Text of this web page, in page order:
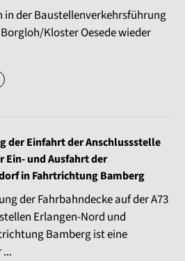
in der Baustellenverkehrsführung
Kloster Oesede wieder
der Einfahrt der Anschlussstelle
Ein- und Ausfahrt der
in Fahrtrichtung Bamberg
der Fahrbahndecke auf der A73
Erlangen-Nord und
Bamberg ist eine